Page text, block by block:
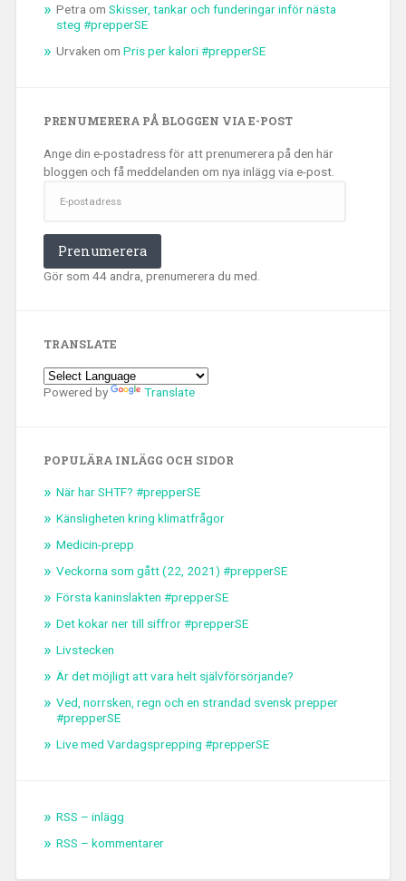
Petra om Skisser, tankar och funderingar inför nästa
steg #prepperSE
Urvaken om Pris per kalori #prepperSE
PRENUMERERA PÅ BLOGGEN VIA E-POST
Ange din e-postadress för att prenumerera på den här
bloggen och få meddelanden om nya inlägg via e-post.
postadress
Prenumerera
Gör som 44 andra, prenumerera du med.
TRANSLATE
Powered by Translate
POPULÄRA INLÄGG OCH SIDOR
När har SHTF? #prepperSE
Känsligheten kring klimatfrågor
Medicin-prepp
Veckorna som gått (22, 2021) #prepperSE
Första kaninslakten #prepperSE
Det kokar ner till siffror #prepperSE
Livstecken
Är det möjligt att vara helt självförsörjande?
Ved, norrsken, regn och en strandad svensk prepper
#prepperSE
Live med Vardagsprepping #prepperSE
RSS – inlägg
RSS – kommentarer